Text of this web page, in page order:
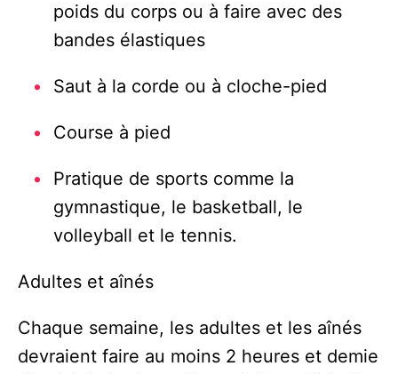
poids du corps ou à faire avec des
bandes élastiques
Saut à la corde ou à cloche-pied
Course à pied
Pratique de sports comme la
gymnastique, le basketball, le
volleyball et le tennis.
Adultes et aînés
Chaque semaine, les adultes et les aînés
devraient faire au moins 2 heures et demie